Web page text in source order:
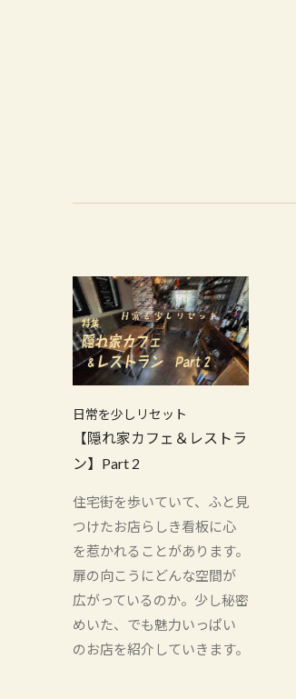
日常を少しリセット
【隠れ家カフェ＆レストラ
ン】Part 2
住宅街を歩いていて、ふと見
つけたお店らしき看板に心
を惹かれることがあります。
扉の向こうにどんな空間が
広がっているのか。少し秘密
めいた、でも魅力いっぱい
のお店を紹介していきます。